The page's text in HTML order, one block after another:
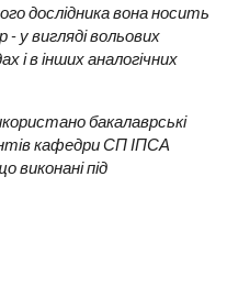
дослідника вона носить
у вигляді вольових
і в інших аналогічних
бакалаврські
кафедри СП ІПСА
виконані під